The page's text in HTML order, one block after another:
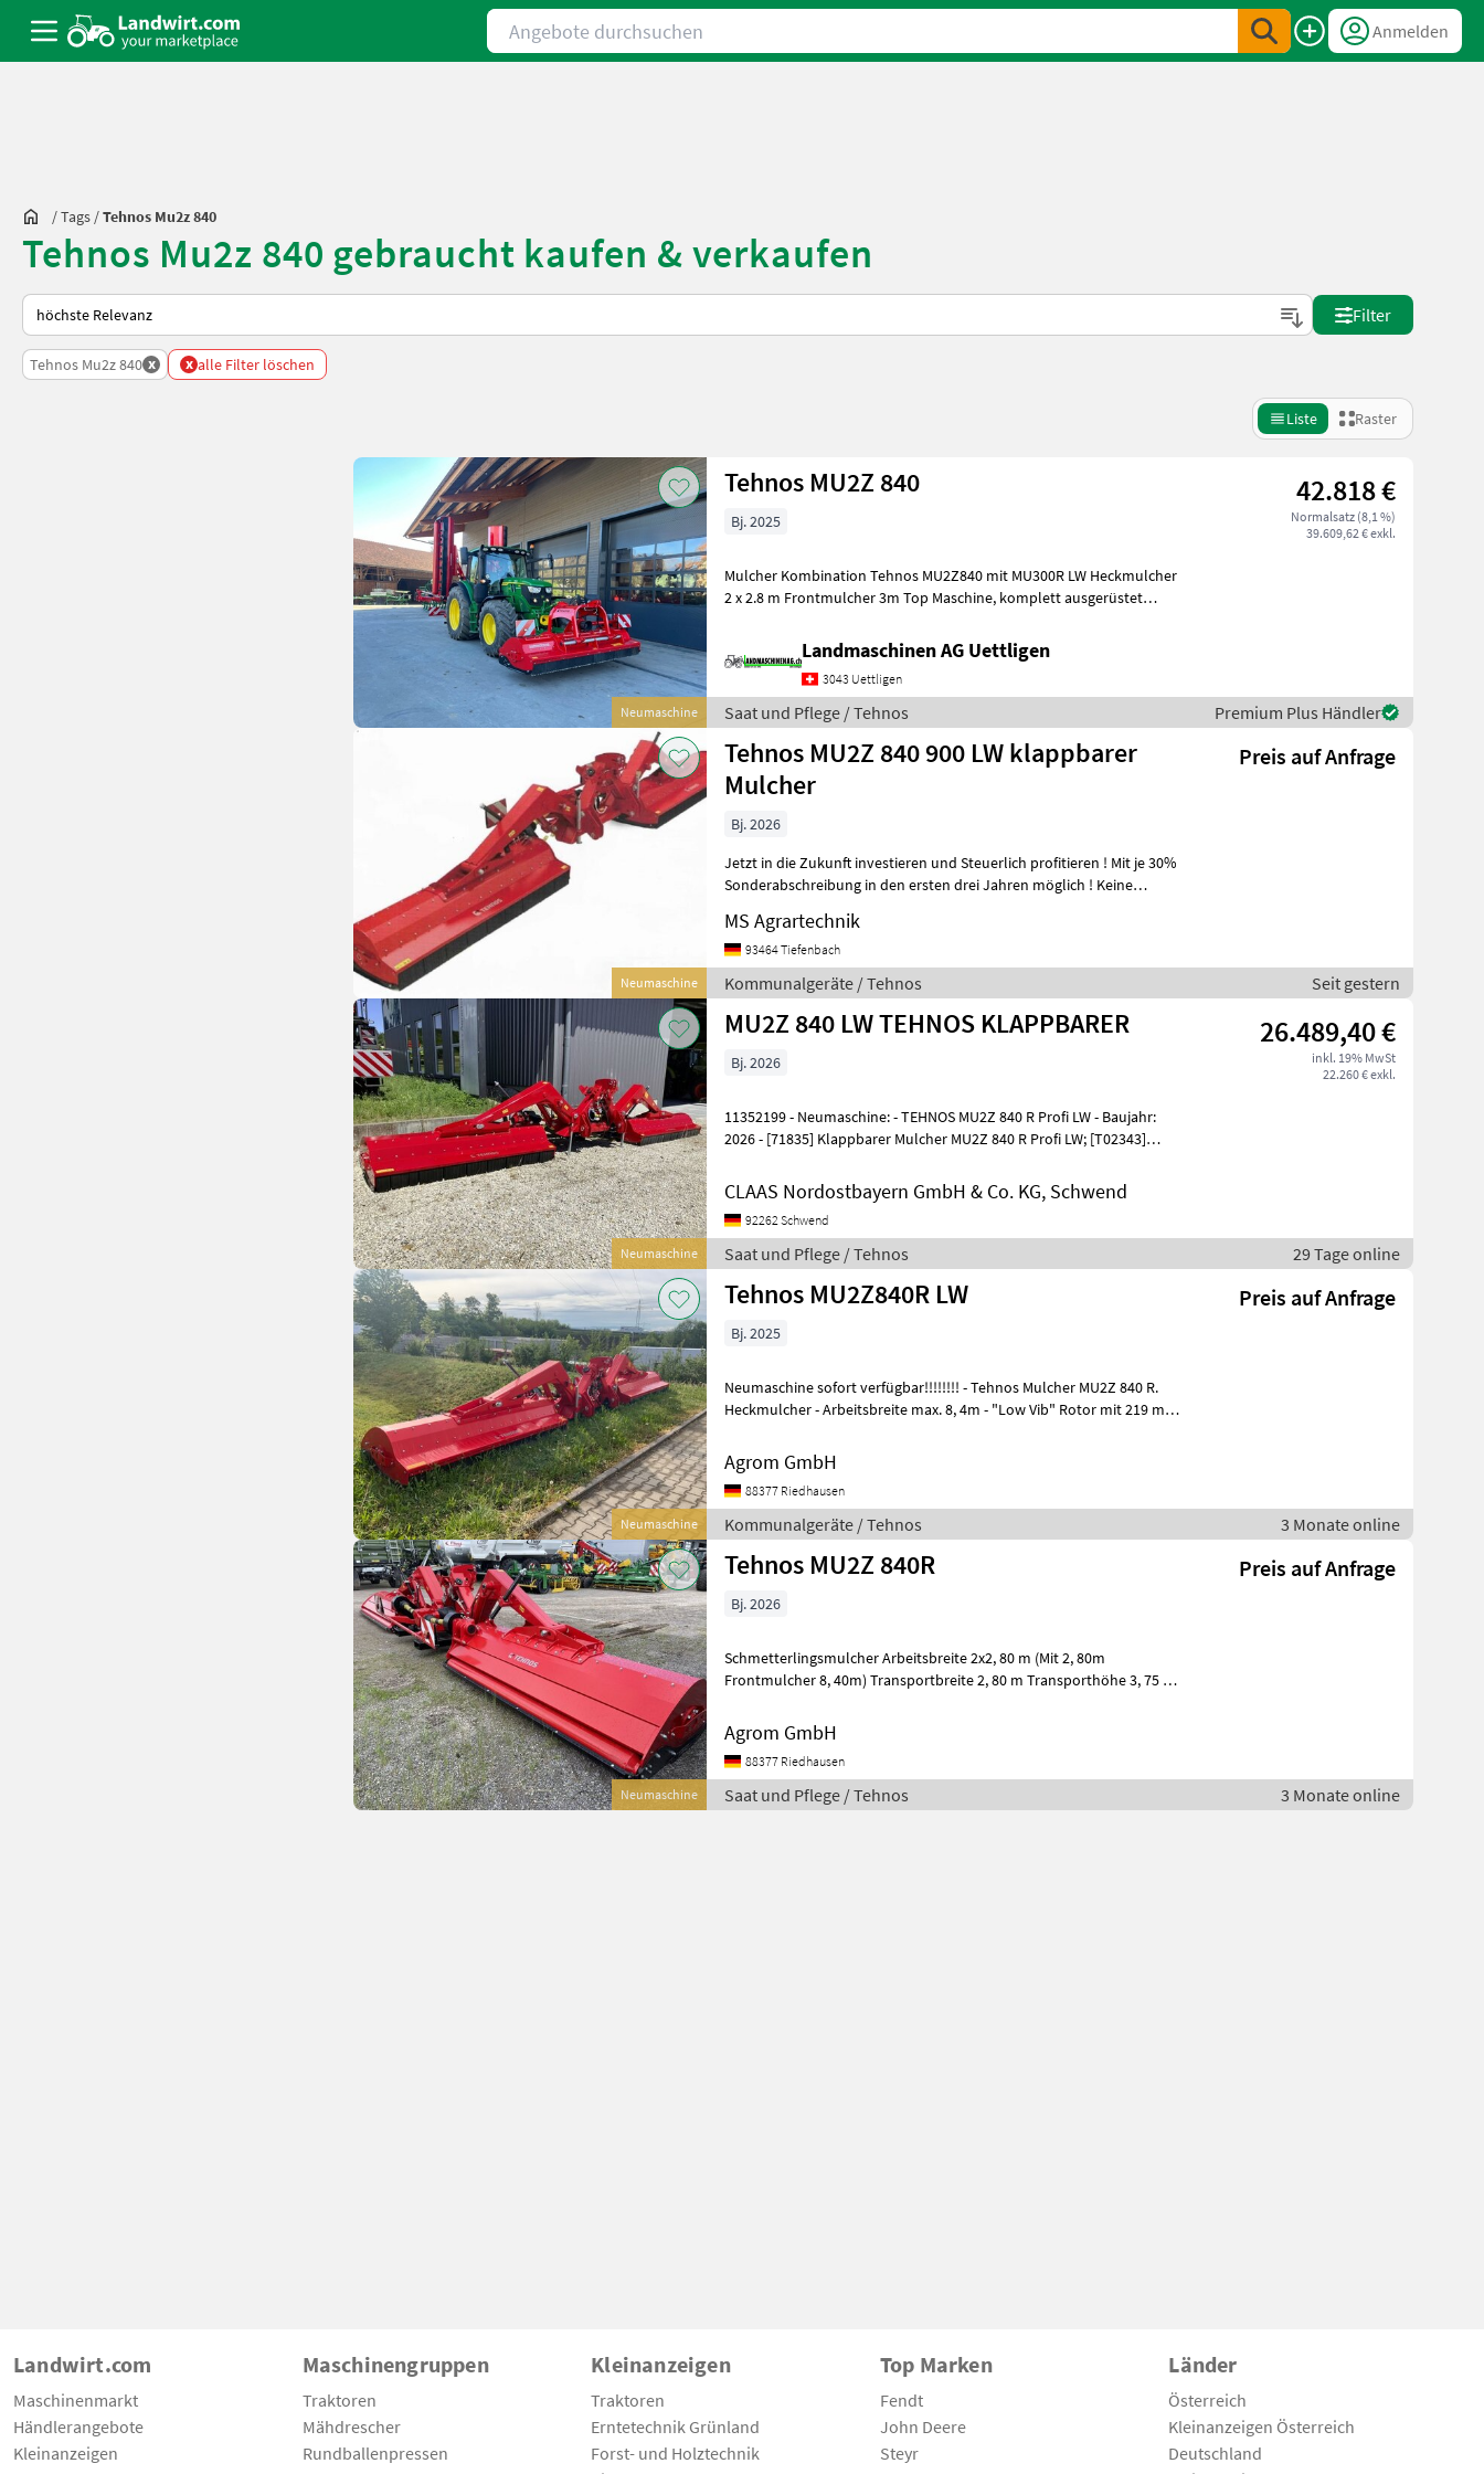
Angebote durchsuchen
Anmelden
/Tags /Tehnos Mu2z 840
Tehnos Mu2z 840 gebraucht kaufen & verkaufen
So wird auf Landwirt.com sortiert
Filter
Tehnos Mu2z 840 x x alle Filter löschen
Liste Raster
Neumaschine
Tehnos MU2Z 840 42.818 €
Normalsatz (8,1 %)
39.609,62 € exkl.
Bj. 2025
Mulcher Kombination Tehnos MU2Z840 mit MU300R LW Heckmulcher
2 x 2.8 m Frontmulcher 3m Top Maschine, komplett ausgerüstet
Landmaschinen AG Uettligen
3043 Uettligen
Saat und Pflege / Tehnos Premium Plus Händler
Neumaschine
Tehnos MU2Z 840 900 LW klappbarer
Mulcher
Preis auf Anfrage
Bj. 2026
Jetzt in die Zukunft investieren und Steuerlich profitieren ! Mit je 30%
Sonderabschreibung in den ersten drei Jahren möglich ! Keine
MS Agrartechnik
93464 Tiefenbach
Kommunalgeräte / Tehnos Seit gestern
Neumaschine
MU2Z 840 LW TEHNOS KLAPPBARER 26.489,40 €
inkl. 19% MwSt
22.260 € exkl.
Bj. 2026
11352199 - Neumaschine: - TEHNOS MU2Z 840 R Profi LW - Baujahr:
2026 - [71835] Klappbarer Mulcher MU2Z 840 R Profi LW; [T02343]
CLAAS Nordostbayern GmbH & Co. KG, Schwend
92262 Schwend
Saat und Pflege / Tehnos 29 Tage online
Neumaschine
Tehnos MU2Z840R LW Preis auf Anfrage
Bj. 2025
Neumaschine sofort verfügbar!!!!!!!! - Tehnos Mulcher MU2Z 840 R.
Heckmulcher - Arbeitsbreite max. 8, 4m - "Low Vib" Rotor mit 219 mm
Agrom GmbH
88377 Riedhausen
Kommunalgeräte / Tehnos 3 Monate online
Neumaschine
Tehnos MU2Z 840R Preis auf Anfrage
Bj. 2026
Schmetterlingsmulcher Arbeitsbreite 2x2, 80 m (Mit 2, 80m
Frontmulcher 8, 40m) Transportbreite 2, 80 m Transporthöhe 3, 75 m
Agrom GmbH
88377 Riedhausen
Saat und Pflege / Tehnos 3 Monate online
Landwirt.com
Maschinenmarkt
Händlerangebote
Kleinanzeigen
Maschinengruppen
Traktoren
Mähdrescher
Rundballenpressen
Kleinanzeigen
Traktoren
Erntetechnik Grünland
Forst- und Holztechnik
Top Marken
Fendt
John Deere
Steyr
Länder
Österreich
Kleinanzeigen Österreich
Deutschland